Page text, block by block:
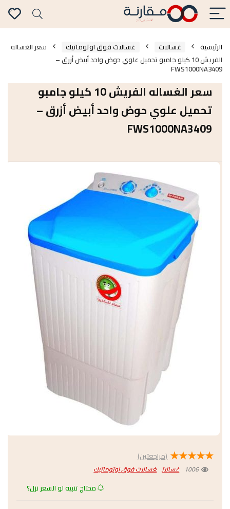
الرئيسية غسالات غسالات فوق اوتوماتيك
سعر الغساله
الفريش 10 كيلو جامبو تحميل علوي حوض واحد أبيض أزرق –
FWS1000NA3409
سعر الغساله الفريش 10 كيلو جامبو
تحميل علوي حوض واحد أبيض أزرق –
FWS1000NA3409
★
★
★
★
★ (مراجعتين)
1006 غسالات غسالات فوق اوتوماتيك
محتاج تنبيه لو السعر نزل؟